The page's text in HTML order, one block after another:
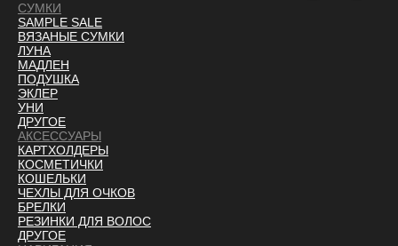
СУМКИ
SAMPLE SALE
ВЯЗАНЫЕ СУМКИ
ЛУНА
МАДЛЕН
ПОДУШКА
ЭКЛЕР
УНИ
ДРУГОЕ
АКСЕССУАРЫ
КАРТХОЛДЕРЫ
КОСМЕТИЧКИ
КОШЕЛЬКИ
ЧЕХЛЫ ДЛЯ ОЧКОВ
БРЕЛКИ
РЕЗИНКИ ДЛЯ ВОЛОС
ДРУГОЕ